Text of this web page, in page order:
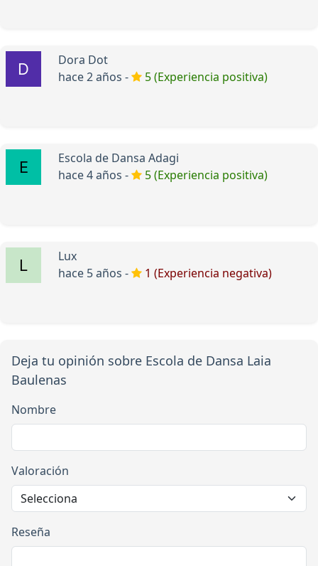
Dora Dot
hace 2 años -
5 (Experiencia positiva)
Escola de Dansa Adagi
hace 4 años -
5 (Experiencia positiva)
Lux
hace 5 años -
1 (Experiencia negativa)
Deja tu opinión sobre Escola de Dansa Laia
Baulenas
Nombre
Valoración
Reseña